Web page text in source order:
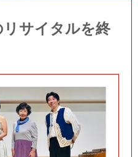
サイタルを終